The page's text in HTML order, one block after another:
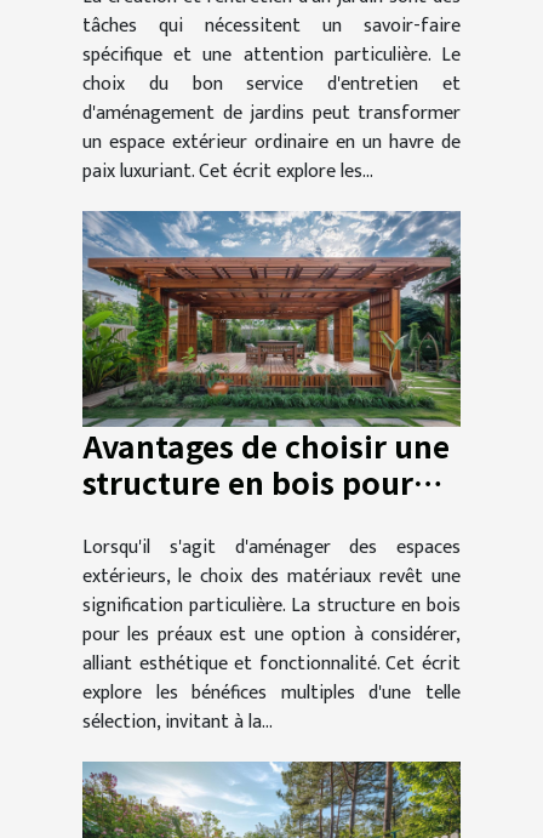
tâches qui nécessitent un savoir-faire
spécifique et une attention particulière. Le
choix du bon service d'entretien et
d'aménagement de jardins peut transformer
un espace extérieur ordinaire en un havre de
paix luxuriant. Cet écrit explore les...
Avantages de choisir une
structure en bois pour
Lorsqu'il s'agit d'aménager des espaces
extérieurs, le choix des matériaux revêt une
signification particulière. La structure en bois
pour les préaux est une option à considérer,
alliant esthétique et fonctionnalité. Cet écrit
explore les bénéfices multiples d'une telle
sélection, invitant à la...